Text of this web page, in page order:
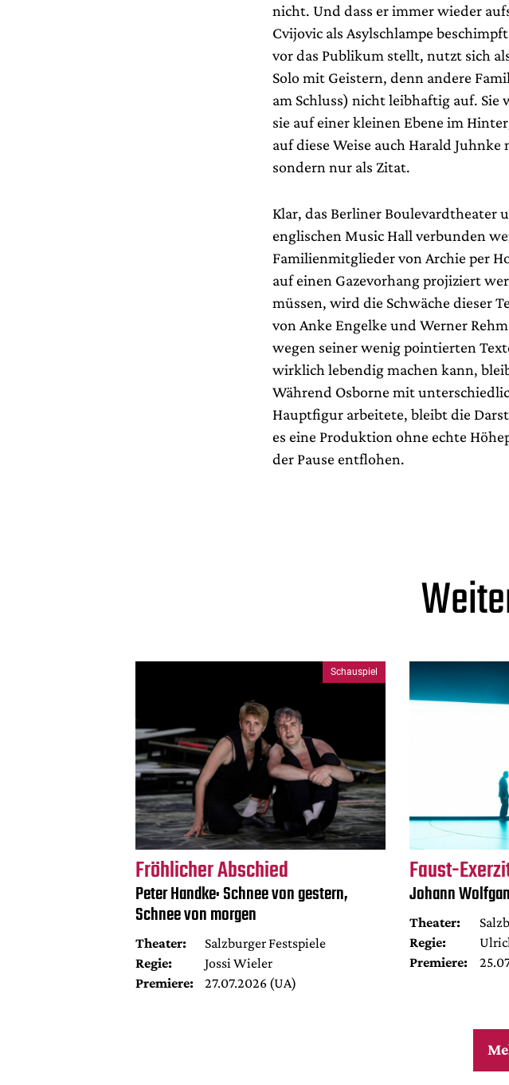
nicht. Und dass er immer wieder
Cvijovic als Asylschlampe
vor das Publikum stellt, nutzt sich
Solo mit Geistern, denn andere
am Schluss) nicht leibhaftig auf.
sie auf einer kleinen Ebene im
auf diese Weise auch Harald
sondern nur als Zitat.
Klar, das Berliner Boulevardtheater
englischen Music Hall verbunden
Familienmitglieder von Archie per
auf einen Gazevorhang projiziert
müssen, wird die Schwäche dieser
von Anke Engelke und Werner
wegen seiner wenig pointierten
wirklich lebendig machen kann,
Während Osborne mit
Hauptfigur arbeitete, bleibt die
es eine Produktion ohne echte
der Pause entflohen.
Schauspiel
Fröhlicher Abschied
Peter Handke: Schnee von gestern,
Schnee von morgen
Theater:
Salzburger Festspiele
Regie:
Jossi Wieler
Premiere:
27.07.2026 (UA)
Faust-
Johann
Theater:
Regie:
Premiere: